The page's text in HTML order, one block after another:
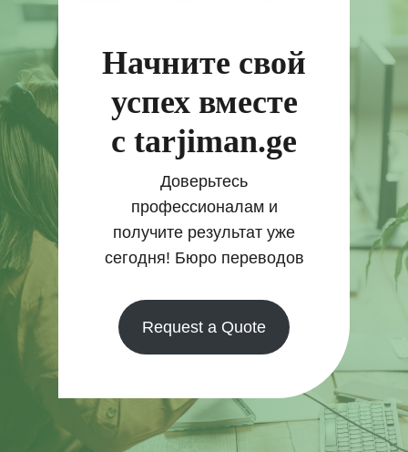
Начните свой
успех вместе
с tarjiman.ge
Доверьтесь
профессионалам и
получите результат уже
сегодня! Бюро переводов
Request a Quote